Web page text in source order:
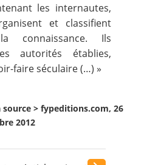
les internautes,
et classifient
connaissance. Ils
autorités établies,
faire séculaire (…) »
> fypeditions.com, 26
2012